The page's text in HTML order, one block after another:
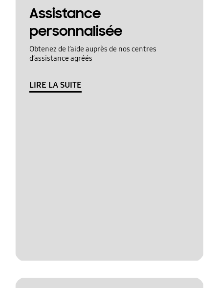
Assistance
personnalisée
Obtenez de l’aide auprès de nos centres
d’assistance agréés
LIRE LA SUITE